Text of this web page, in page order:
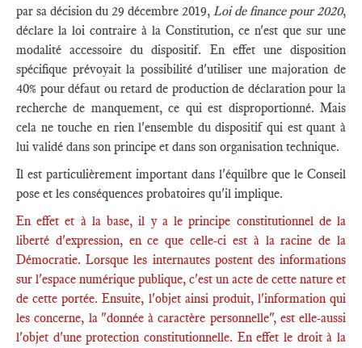
par sa décision du 29 décembre 2019, Loi de finance pour 2020,
déclare la loi contraire à la Constitution, ce n'est que sur une
modalité accessoire du dispositif. En effet une disposition
spécifique prévoyait la possibilité d'utiliser une majoration de
40% pour défaut ou retard de production de déclaration pour la
recherche de manquement, ce qui est disproportionné. Mais
cela ne touche en rien l'ensemble du dispositif qui est quant à
lui validé dans son principe et dans son organisation technique.
Il est particulièrement important dans l'équilbre que le Conseil
pose et les conséquences probatoires qu'il implique.
En effet et à la base, il y a le principe constitutionnel de la
liberté d'expression, en ce que celle-ci est à la racine de la
Démocratie. Lorsque les internautes postent des informations
sur l'espace numérique publique, c'est un acte de cette nature et
de cette portée. Ensuite, l'objet ainsi produit, l'information qui
les concerne, la "donnée à caractère personnelle", est elle-aussi
l'objet d'une protection constitutionnelle. En effet le droit à la